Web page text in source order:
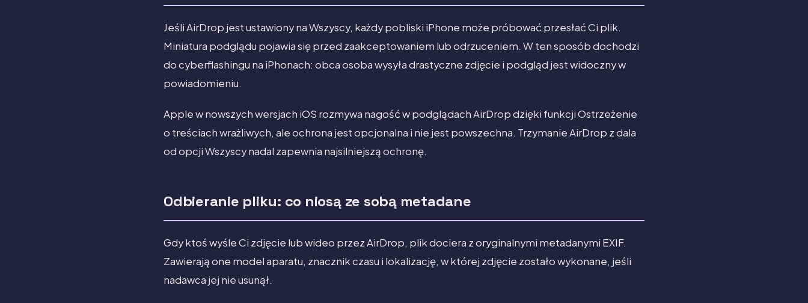
Jeśli AirDrop jest ustawiony na Wszyscy, każdy pobliski iPhone może próbować przesłać Ci plik.
Miniatura podglądu pojawia się przed zaakceptowaniem lub odrzuceniem. W ten sposób dochodzi
do cyberflashingu na iPhonach: obca osoba wysyła drastyczne zdjęcie i podgląd jest widoczny w
powiadomieniu.
Apple w nowszych wersjach iOS rozmywa nagość w podglądach AirDrop dzięki funkcji Ostrzeżenie
o treściach wrażliwych, ale ochrona jest opcjonalna i nie jest powszechna. Trzymanie AirDrop z dala
od opcji Wszyscy nadal zapewnia najsilniejszą ochronę.
Odbieranie pliku: co niosą ze sobą metadane
Gdy ktoś wyśle Ci zdjęcie lub wideo przez AirDrop, plik dociera z oryginalnymi metadanymi EXIF.
Zawierają one model aparatu, znacznik czasu i lokalizację, w której zdjęcie zostało wykonane, jeśli
nadawca jej nie usunął.